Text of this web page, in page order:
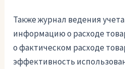
Также журнал ведения
информацию о расходе
о фактическом расходе
эффективность